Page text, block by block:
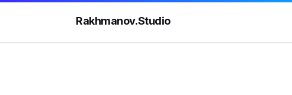
Rakhmanov.Studio